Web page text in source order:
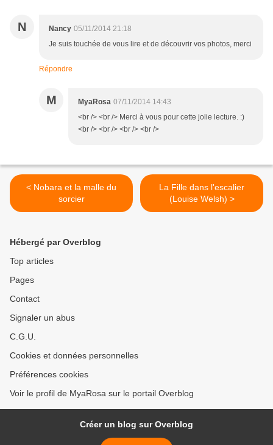
N Nancy 05/11/2014 21:18
Je suis touchée de vous lire et de découvrir vos photos, merci
Répondre
M MyaRosa 07/11/2014 14:43
<br /> <br /> Merci à vous pour cette jolie lecture. :)
<br /> <br /> <br /> <br />
< Nobara et la malle du
sorcier
La Fille dans l'escalier
(Louise Welsh) >
Hébergé par Overblog
Top articles
Pages
Contact
Signaler un abus
C.G.U.
Cookies et données personnelles
Préférences cookies
Voir le profil de MyaRosa sur le portail Overblog
Créer un blog sur Overblog